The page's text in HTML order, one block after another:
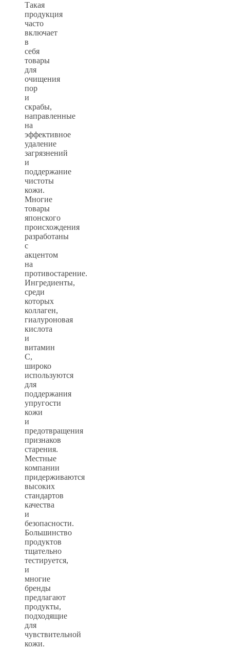
Такая
продукция
часто
включает
в
себя
товары
для
очищения
пор
и
скрабы,
направленные
на
эффективное
удаление
загрязнений
и
поддержание
чистоты
кожи.
Многие
товары
японского
происхождения
разработаны
с
акцентом
на
противостарение.
Ингредиенты,
среди
которых
коллаген,
гиалуроновая
кислота
и
витамин
С,
широко
используются
для
поддержания
упругости
кожи
и
предотвращения
признаков
старения.
Местные
компании
придерживаются
высоких
стандартов
качества
и
безопасности.
Большинство
продуктов
тщательно
тестируется,
и
многие
бренды
предлагают
продукты,
подходящие
для
чувствительной
кожи.